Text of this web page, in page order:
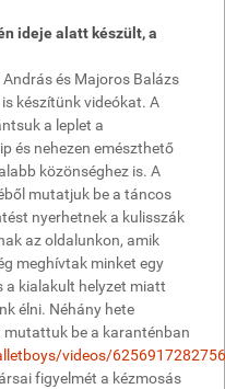
ideje alatt készült, a
és Majoros Balázs
készítünk videókat. A
a leplet a
és nehezen emészthető
közönséghez is. A
mutatjuk be a táncos
nyerhetnek a kulisszák
az oldalunkon, amik
meghívtak minket egy
a kialakult helyzet miatt
élni. Néhány hete
be a karanténban
videos/
figyelmét a kézmosás